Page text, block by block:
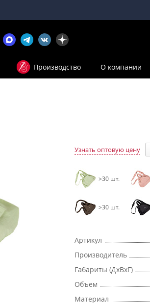
Производство О компании
Узнать оптовую цену
>30 шт.
>30 шт.
Артикул
Производитель
Габариты (ДхВхГ)
Объем
Материал